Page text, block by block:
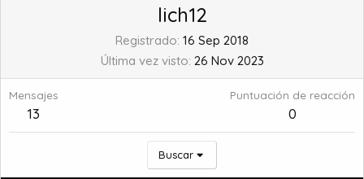
lich12
Registrado 16 Sep 2018
Última vez visto 26 Nov 2023
Mensajes
13
Puntuación de reacción
0
Buscar